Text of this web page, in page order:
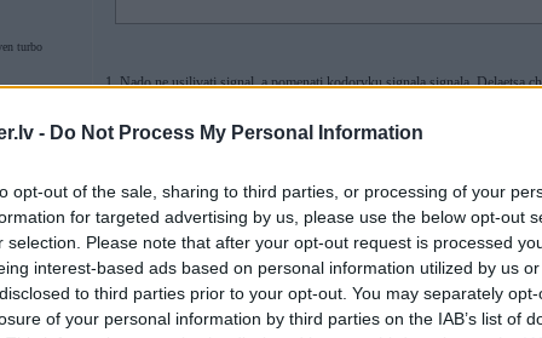
- Do Not Process My Personal Information
opt-out of the sale, sharing to third parties, or processing of your
for targeted advertising by us, please use the below opt-out
selection. Please note that after your opt-out request is processed
interest-based ads based on personal information utilized by us
to third parties prior to your opt-out. You may separately
of your personal information by third parties on the IAB’s list of
turbo
1. Nado ne usilivatj signal, a pomenatj kodorvku signala signala. Delaetsa
zvuk budet v mono signale.
3. V nastroika BC posmotri
08. Dec 2005, 06:30
noderīga saite ir www.7er.com